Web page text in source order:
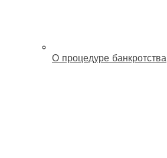
О процедуре банкротства